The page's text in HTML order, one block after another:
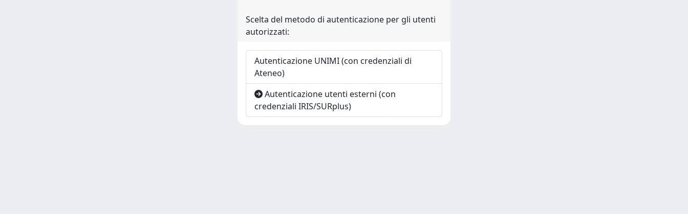
Scelta del metodo di autenticazione per gli utenti
autorizzati:
Autenticazione UNIMI (con credenziali di
Ateneo)
Autenticazione utenti esterni (con
credenziali IRIS/SURplus)